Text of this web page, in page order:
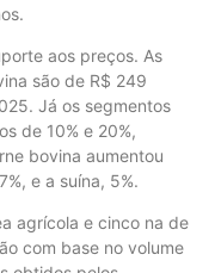
aos preços. As
são de R$ 249
Já os segmentos
de 10% e 20%,
bovina aumentou
e a suína, 5%.
agrícola e cinco na de
com base no volume